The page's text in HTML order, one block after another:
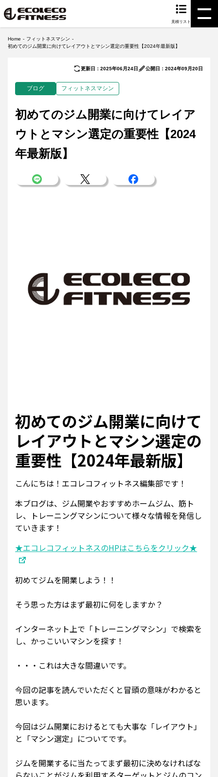
見積リスト
Home
フィットネスマシン
初めてのジム開業に向けてレイアウトとマシン選定の重要性【2024年最新版】
更新日：2025年06月24日 公開日：2024年09月20日
ブログ フィットネスマシン
初めてのジム開業に向けてレイア
ウトとマシン選定の重要性【2024
年最新版】
初めてのジム開業に向けて
レイアウトとマシン選定の
重要性【2024年最新版】
こんにちは！エコレコフィットネス編集部です！
本ブログは、ジム開業やおすすめホームジム、筋ト
レ、トレーニングマシンについて様々な情報を発信し
ていきます！
★エコレコフィットネスのHPはこちらをクリック★
初めてジムを開業しよう！！
そう思った方はまず最初に何をしますか？
インターネット上で「トレーニングマシン」で検索を
し、かっこいいマシンを探す！
・・・これは大きな間違いです。
今回の記事を読んでいただくと冒頭の意味がわかると
思います。
今回はジム開業におけるとても大事な「レイアウト」
と「マシン選定」についてです。
ジムを開業するに当たってまず最初に決めなければな